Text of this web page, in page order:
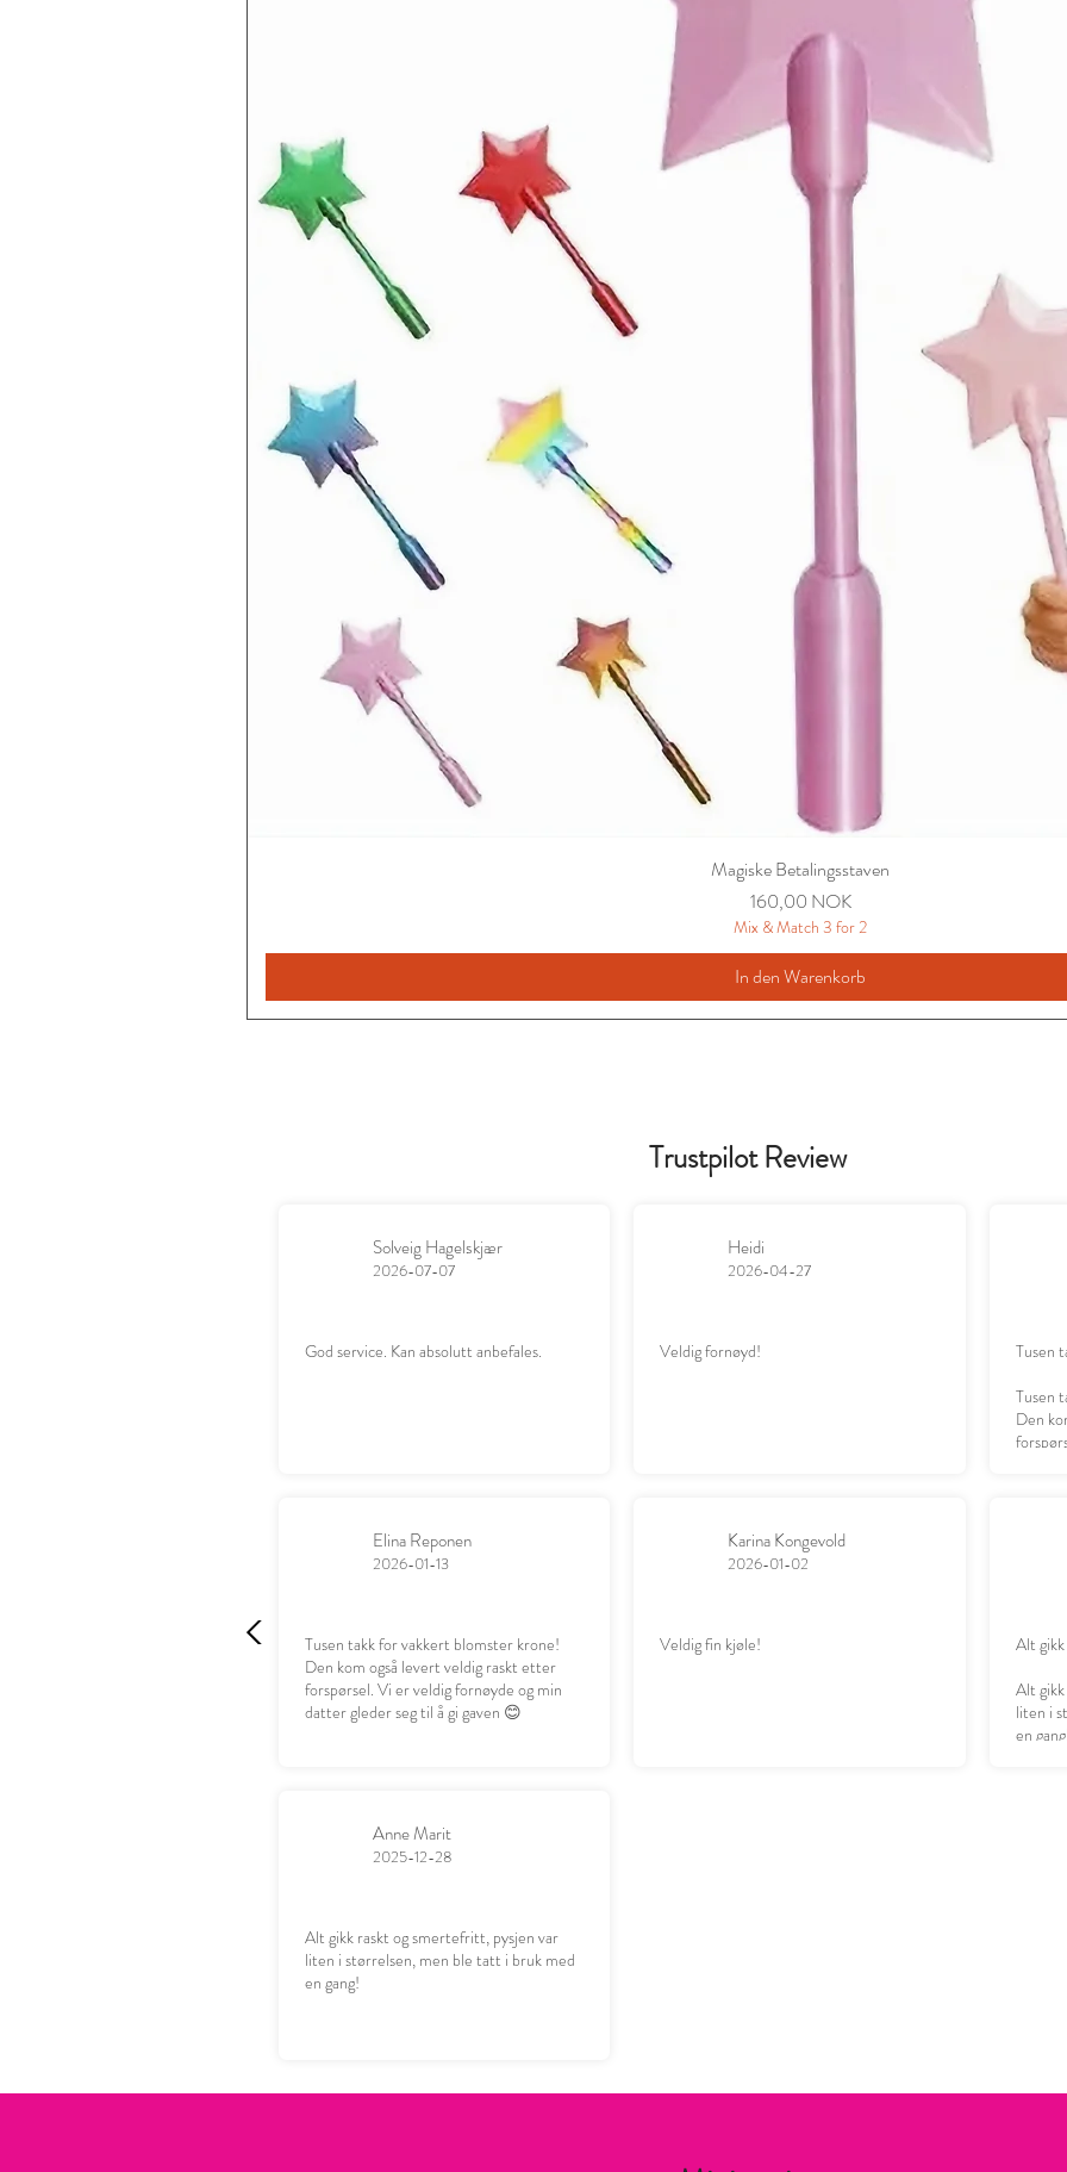
Magiske Betalingsstaven
Preis
160,00 NOK
Mix & Match 3 for 2
In den Warenkorb
Trustpilot Review
Solveig Hagelskjær
2026-07-07
God service. Kan absolutt anbefales.
Heidi
2026-04-27
Veldig fornøyd!
Tusen
Tusen
Den
Elina Reponen
2026-01-13
Tusen takk for vakkert blomster krone!
Den kom også levert veldig raskt etter
forspørsel. Vi er veldig fornøyde og min
datter gleder seg til å gi gaven 😊
Karina Kongevold
2026-01-02
Veldig fin kjøle!
Alt
Alt
liten i
en
Anne Marit
2025-12-28
Alt gikk raskt og smertefritt, pysjen var
liten i størrelsen, men ble tatt i bruk med
en gang!